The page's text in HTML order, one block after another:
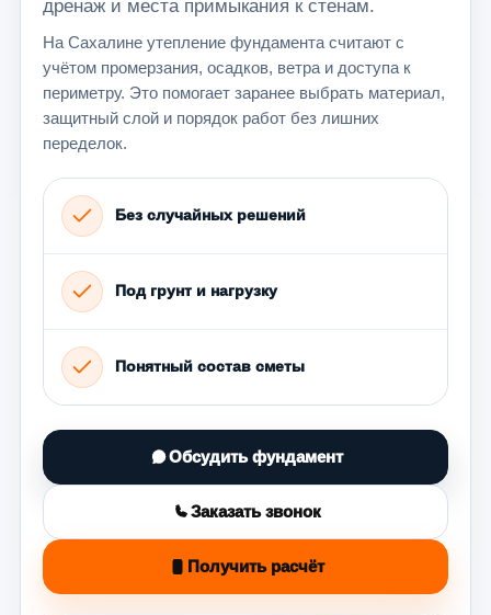
дренаж и места примыкания к стенам.
На Сахалине утепление фундамента считают с
учётом промерзания, осадков, ветра и доступа к
периметру. Это помогает заранее выбрать материал,
защитный слой и порядок работ без лишних
переделок.
Без случайных решений
Под грунт и нагрузку
Понятный состав сметы
Обсудить фундамент
Заказать звонок
Получить расчёт